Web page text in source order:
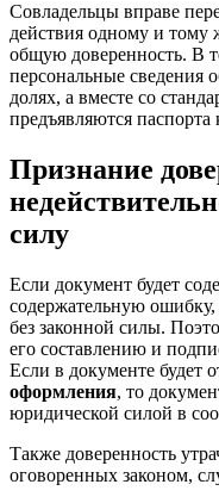
Совладельцы вправе
действия одному и тому
общую доверенность. В
персональные сведения
долях, а вместе со
предъявляются паспорта
Признание
силу
Если документ будет
содержательную
без законной силы.
его составлению и
Если в документе будет
оформления, то
юридической силой в
Также доверенность
оговоренных законом,